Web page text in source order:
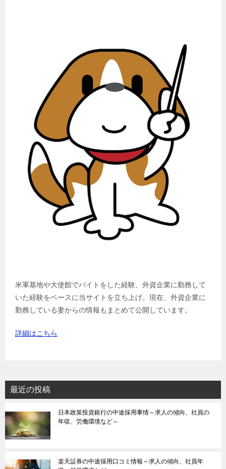
米軍基地や大使館でバイトをした経験、外資企業に勤務して
いた経験をベースに当サイトを立ち上げ。現在、外資企業に
勤務している妻からの情報もまとめて公開しています。
詳細はこちら
最近の投稿
日本政策投資銀行の中途採用事情～求人の傾向、社員の
年収、労働環境など～
楽天証券の中途採用口コミ情報～求人の傾向、社員年